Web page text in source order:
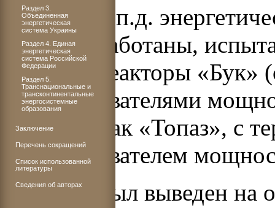
высоком к.п.д.
были разработаны,
ядерные реакторы «Бук»
преобразователями
известен как «Топаз», с
преобразователем
«Буком» был выведен на
Раздел 3.
Объединенная
энергетическая
система Украины
Раздел 4. Единая
энергетическая
система Российской
Федерации
Раздел 5.
Транснациональные и
трансконтинентальные
энергосистемные
образования
Заключение
Перечень сокращений
Список использованной
литературы
Сведения об авторах